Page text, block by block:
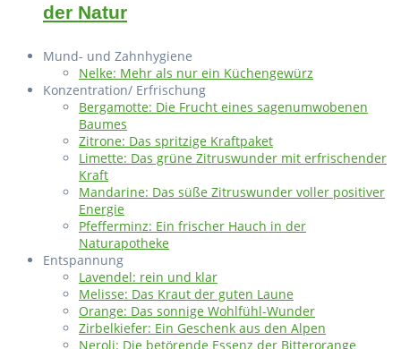
der Natur
Mund- und Zahnhygiene
Nelke: Mehr als nur ein Küchengewürz
Konzentration/ Erfrischung
Bergamotte: Die Frucht eines sagenumwobenen
Baumes
Zitrone: Das spritzige Kraftpaket
Limette: Das grüne Zitruswunder mit erfrischender
Kraft
Mandarine: Das süße Zitruswunder voller positiver
Energie
Pfefferminz: Ein frischer Hauch in der
Naturapotheke
Entspannung
Lavendel: rein und klar
Melisse: Das Kraut der guten Laune
Orange: Das sonnige Wohlfühl-Wunder
Zirbelkiefer: Ein Geschenk aus den Alpen
Neroli: Die betörende Essenz der Bitterorange